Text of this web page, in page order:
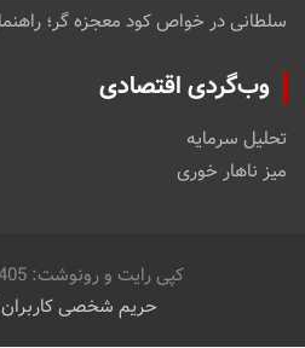
سلطانیدرخواص کود معجزه گر؛
وب‌گردی اقتصادی
تحلیل سرمایه
میز ناهار خوری
کپی رایت و رونوشت: 1405
حریم شخصی کاربران